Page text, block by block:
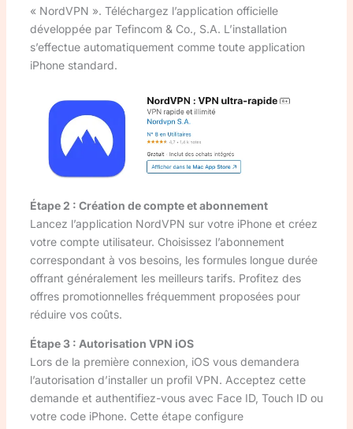
« NordVPN ». Téléchargez l’application officielle
développée par Tefincom & Co., S.A. L’installation
s’effectue automatiquement comme toute application
iPhone standard.
Étape 2 : Création de compte et abonnement
Lancez l’application NordVPN sur votre iPhone et créez
votre compte utilisateur. Choisissez l’abonnement
correspondant à vos besoins, les formules longue durée
offrant généralement les meilleurs tarifs. Profitez des
offres promotionnelles fréquemment proposées pour
réduire vos coûts.
Étape 3 : Autorisation VPN iOS
Lors de la première connexion, iOS vous demandera
l’autorisation d’installer un profil VPN. Acceptez cette
demande et authentifiez-vous avec Face ID, Touch ID ou
votre code iPhone. Cette étape configure